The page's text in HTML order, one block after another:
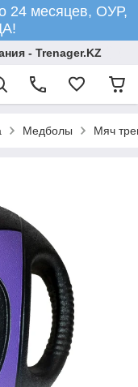
24 месяцев, ОУР,
- Trenager.KZ
Медболы Мяч